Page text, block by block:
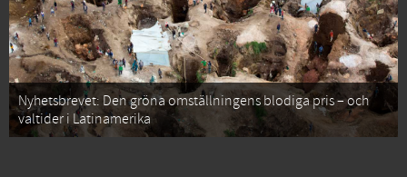
Nyhetsbrevet: Den gröna omställningens blodiga pris – och
valtider i Latinamerika